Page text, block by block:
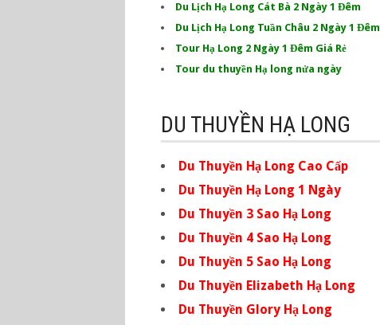
Du Lịch Hạ Long Cát Bà 2 Ngày 1 Đêm
Du Lịch Hạ Long Tuần Châu 2 Ngày 1 Đêm
Tour Hạ Long 2 Ngày 1 Đêm Giá Rẻ
Tour du thuyền Hạ long nửa ngày
DU THUYỀN HẠ LONG
Du Thuyền Hạ Long Cao Cấp
Du Thuyền Hạ Long 1 Ngày
Du Thuyền 3 Sao Hạ Long
Du Thuyền 4 Sao Hạ Long
Du Thuyền 5 Sao Hạ Long
Du Thuyền Elizabeth Hạ Long
Du Thuyền Glory Hạ Long